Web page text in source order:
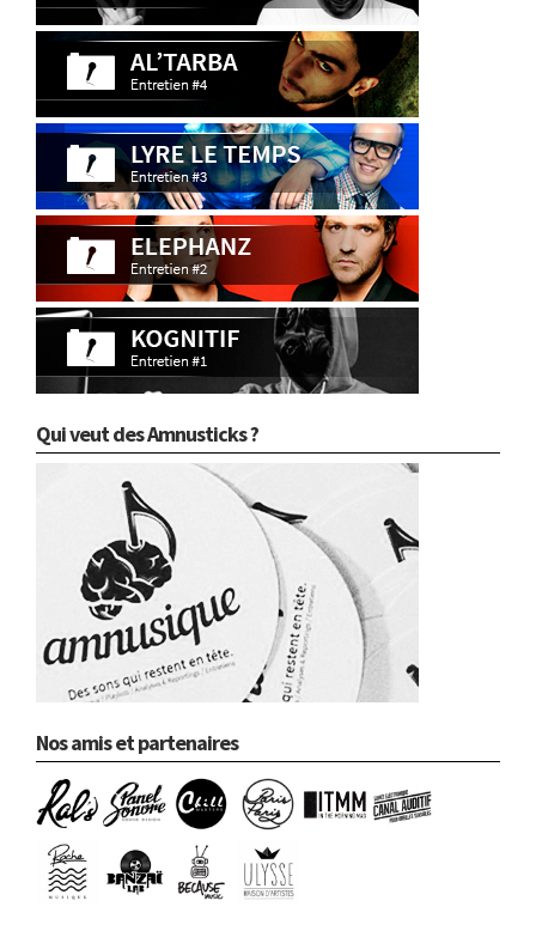
Qui veut des Amnusticks ?
Nos amis et partenaires